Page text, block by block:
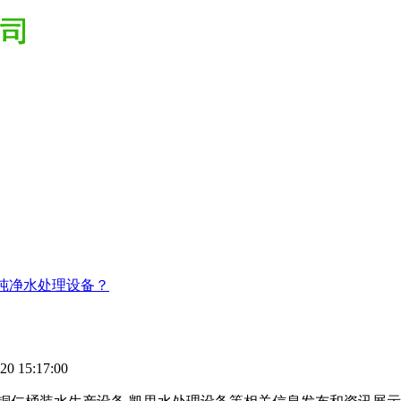
净水处理设备？
15:17:00